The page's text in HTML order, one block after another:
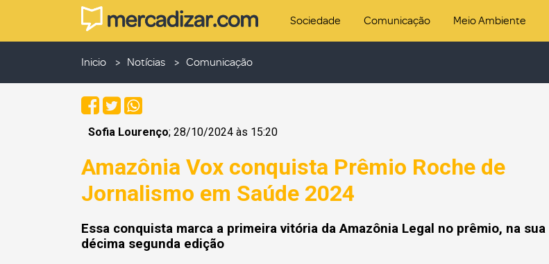
Sociedade Comunicação Meio Ambiente
Inicio Notícias Comunicação
Sofia Lourenço; 28/10/2024 às 15:20
Amazônia Vox conquista Prêmio Roche de
Jornalismo em Saúde 2024
Essa conquista marca a primeira vitória da Amazônia Legal no prêmio, na sua
décima segunda edição